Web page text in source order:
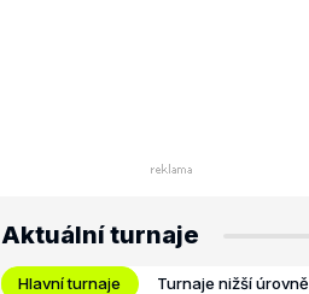
Aktuální turnaje
Hlavní turnaje Turnaje nižší úrovně